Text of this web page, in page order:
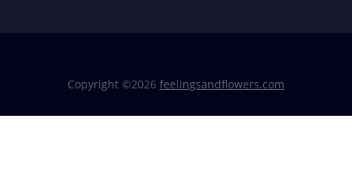
Copyright ©2026 feelingsandflowers.com